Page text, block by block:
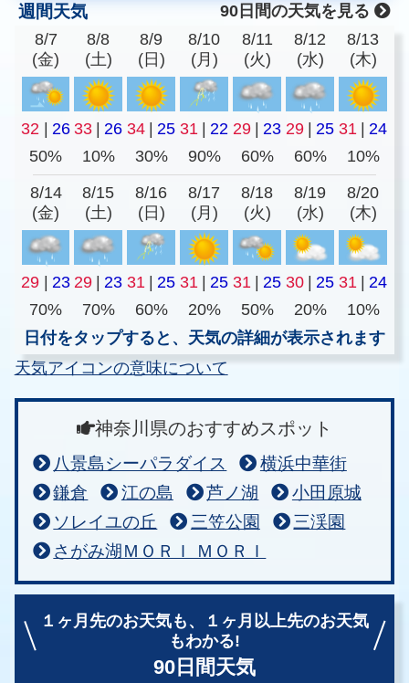
週間天気
90日間の天気を見る
8/7
(金)
8/8
(土)
8/9
(日)
8/10
(月)
8/11
(火)
8/12
(水)
8/13
(木)
32 26 33 26 34 25 31 22 29 23 29 25 31
24
50%
10% 30% 90% 60% 60% 10%
8/14
(金)
8/15
(土)
8/16
(日)
8/17
(月)
8/18
(火)
8/19
(水)
8/20
(木)
29 23 29 23 31 25 31 25 31 25 30 25 31
24
70%
70% 60% 20% 50% 20%
10%
日付をタップすると、天気の詳細が表示されます
天気アイコンの意味について
神奈川県のおすすめスポット
八景島シーパラダイス
横浜中華街
鎌倉
江の島 芦ノ湖
小田原城
ソレイユの丘
三笠公園
三渓園
さがみ湖ＭＯＲＩ ＭＯＲＩ
１ヶ月先のお天気も、
１ヶ月以上先のお天気
もわかる!
90日間天気